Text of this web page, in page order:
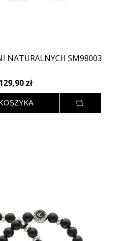
NATURALNYCH SM98003
129,90 zł